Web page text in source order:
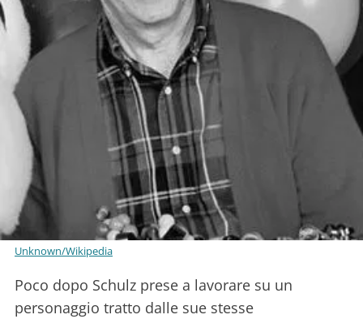
Unknown/Wikipedia
Poco dopo Schulz prese a lavorare su un
personaggio tratto dalle sue stesse